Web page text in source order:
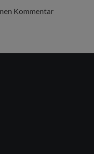
Kommentar